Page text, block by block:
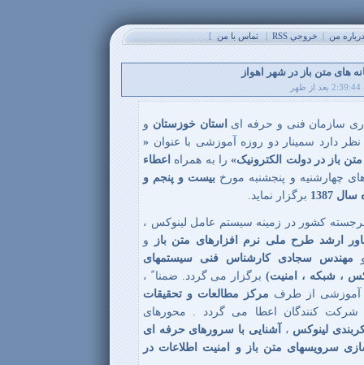
من|خروجي RSS |تماس با من]
های متن باز در شهر اهواز
سازمان فنی و حرفه ای استان خوزستان و
دارد سمینار دو روزه آموزشی با عنوان «
باز در دولت الکترونیک»را به همراه اعطاء
چهارشنیه و پنجشنبه مورخ بیست و پنجم و
1387
برگزار نماید.
برجسته کشور در زمینه سیستم عامل لینوکس ،
ارشد طرح ملی نرم افزارهای متن باز
و
مهندس سجادی کارشناس فنی سیستمهای
، شبکه ، امنیت)برگزار می گردد. ضمنا ً ،
آموزشی از طرف مرکز مطالعات و تحقیقات
کنندگان اعطا می گردد . محورهای
لینوکس ،
آشنایی با سرورهای حرفه ای
سرویسهای متن باز و امنیت اطلاعات در